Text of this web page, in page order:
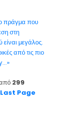
πράγμα που
στη
μεγάλος.
από τις πιο
299
Last Page